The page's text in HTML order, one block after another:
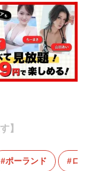
】
ポーランド ロシ